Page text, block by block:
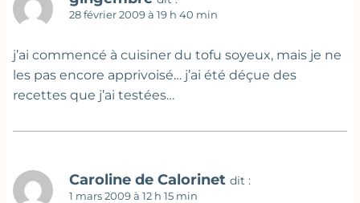
28 février 2009 à 19 h 40 min
j’ai commencé à cuisiner du tofu soyeux, mais je ne
les pas encore apprivoisé… j’ai été déçue des
recettes que j’ai testées…
Caroline de Calorinet dit :
1 mars 2009 à 12 h 15 min